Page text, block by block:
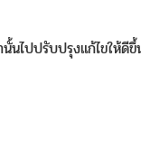
นไปปรับปรุงแก้ไขใ